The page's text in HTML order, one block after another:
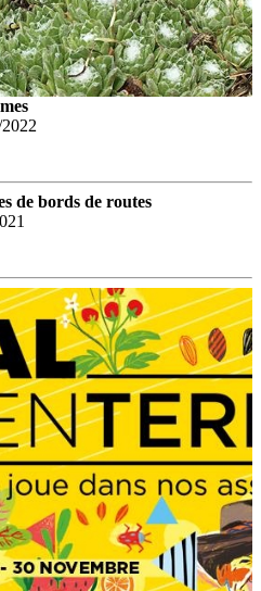
de bords de routes